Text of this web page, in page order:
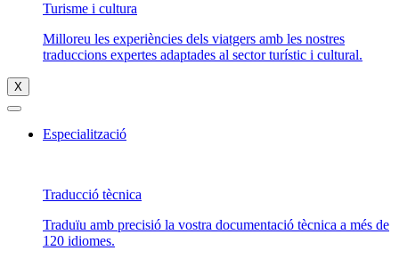
Turisme i cultura
Milloreu les experiències dels viatgers amb les nostres
traduccions expertes adaptades al sector turístic i cultural.
X
Especialització
Traducció tècnica
Traduïu amb precisió la vostra documentació tècnica a més de
120 idiomes.